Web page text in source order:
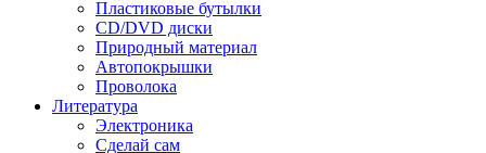
Пластиковые бутылки
CD/DVD диски
Природный материал
Автопокрышки
Проволока
Литература
Электроника
Сделай сам